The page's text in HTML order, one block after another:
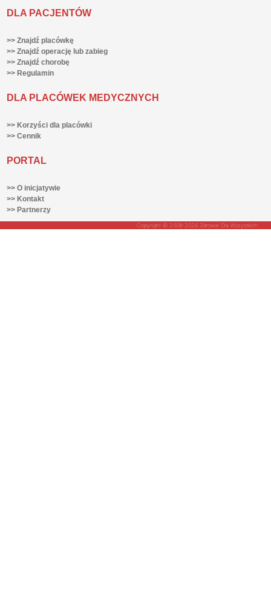
DLA PACJENTÓW
>> Znajdź placówkę
>> Znajdź operację lub zabieg
>> Znajdź chorobę
>> Regulamin
DLA PLACÓWEK MEDYCZNYCH
>> Korzyści dla placówki
>> Cennik
PORTAL
>> O inicjatywie
>> Kontakt
>> Partnerzy
Copyright © 2008-2026 Zdrowie Dla Wszystkich